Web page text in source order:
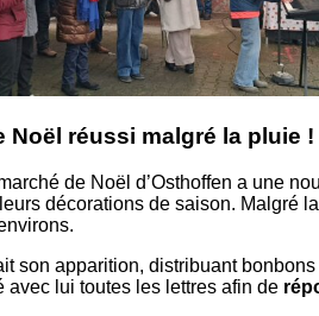
Noël réussi malgré la pluie !
de Noël d’Osthoffen a une
décorations de saison. Malgré
son apparition, distribuant
avec lui toutes les lettres afin de